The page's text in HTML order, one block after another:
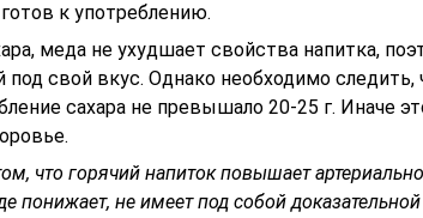
к употреблению.
меда не ухудшает свойства напитка,
под свой вкус. Однако необходимо
сахара не превышало 20-25 г. Иначе
что горячий напиток повышает
понижает, не имеет под собой